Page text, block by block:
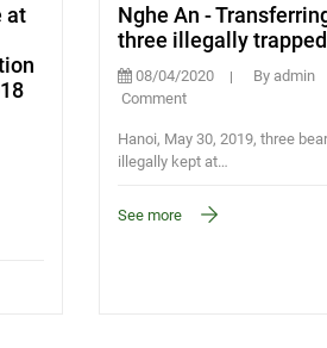
at
Nghe An -
three illegally
08/04/2020
By admin
Comment
Hanoi, May 30, 2019, three
illegally kept at…
See more